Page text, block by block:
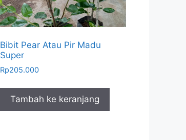
Bibit Pear Atau Pir Madu
Super
Rp205.000
Tambah ke keranjang